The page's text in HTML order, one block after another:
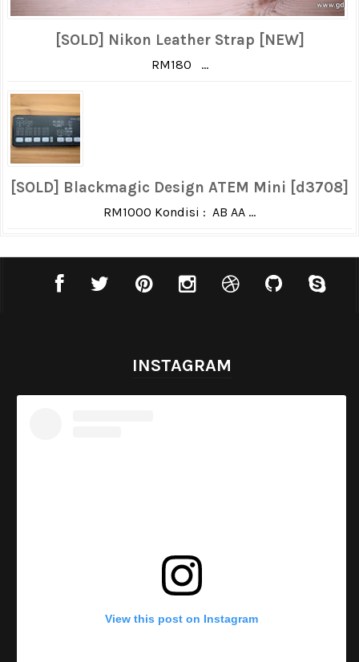
[SOLD] Nikon Leather Strap [NEW]
RM180 ...
[SOLD] Blackmagic Design ATEM Mini [d3708]
RM1000 Kondisi : AB AA ...
INSTAGRAM
View this post on Instagram